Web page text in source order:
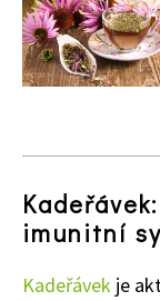
imunitní
Kadeřávek je